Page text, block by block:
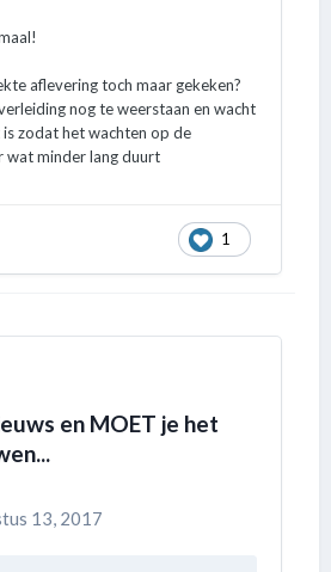
aflevering toch maar gekeken?
nog te weerstaan en wacht
zodat het wachten op de
wat minder lang duurt
1
en MOET je het
13, 2017